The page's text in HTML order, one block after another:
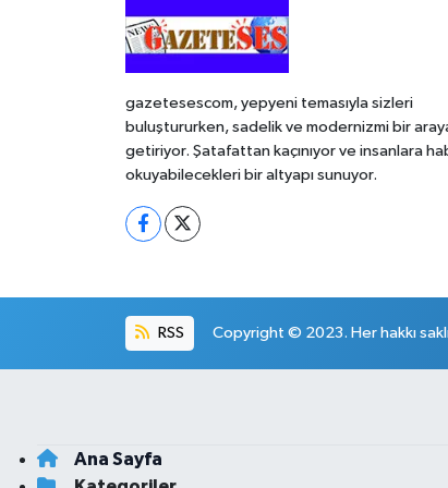
gazetesescom, yepyeni temasıyla sizleri
buluştururken, sadelik ve modernizmi bir
getiriyor. Şatafattan kaçınıyor ve insanlara
okuyabilecekleri bir altyapı sunuyor.
RSS Copyright © 2023. Her hakkı
Ana Sayfa